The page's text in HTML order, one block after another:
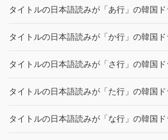
タイトルの日本語読みが「あ行」の韓国
タイトルの日本語読みが「か行」の韓国
タイトルの日本語読みが「さ行」の韓国
タイトルの日本語読みが「た行」の韓国
タイトルの日本語読みが「な行」の韓国